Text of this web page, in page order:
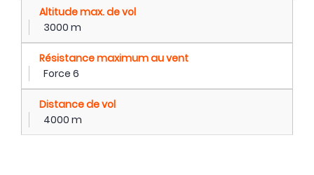
Altitude max. de vol
3000 m
Résistance maximum au vent
Force 6
Distance de vol
4000 m